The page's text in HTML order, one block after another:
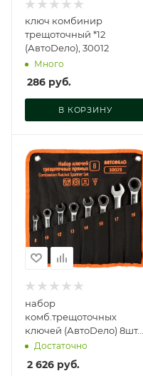
ключ комбинир
трещоточный *12
(АвтоDело), 30012
Много
286 руб.
В КОРЗИНУ
набор
комб.трещоточных
ключей (АвтоDело) 8шт.
(сумка), 30029
Достаточно
2 626 руб.